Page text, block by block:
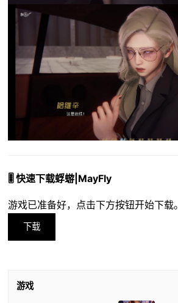
🎚️ 快速下载蜉蝣|MayFly
游戏已准备好，点击下方按钮开始下载。
下载
游戏